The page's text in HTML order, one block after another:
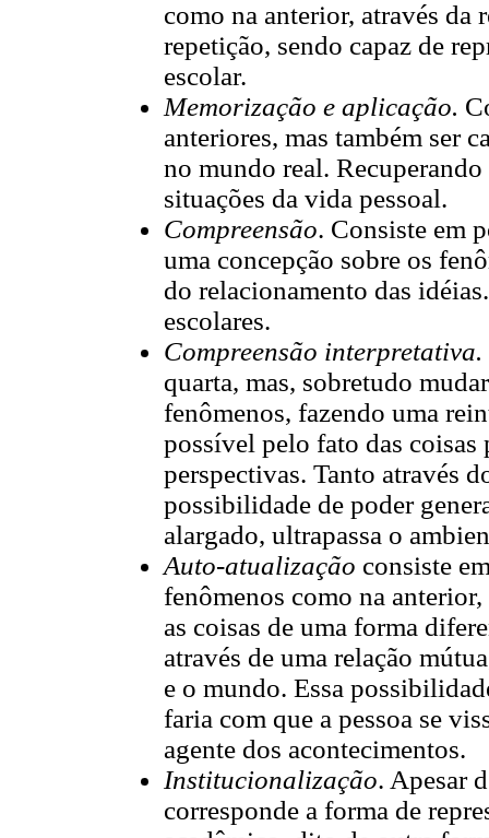
como na anterior, através da
repetição, sendo capaz de
escolar.
Memorização e aplicação.
anteriores, mas também ser
no mundo real.
situações da vida pessoal.
Compreensão. Consiste em
uma concepção sobre os
do relacionamento das
escolares.
Compreensão interpretativa.
quarta, mas, sobretudo
fenômenos, fazendo uma
possível pelo fato das coisas
perspectivas. Tanto através
possibilidade de poder
alargado, ultrapassa o
Auto-atualização consiste
fenômenos como na
as coisas de uma forma
através de uma relação
e o mundo. Essa
faria com que a pessoa se
agente dos acontecimentos.
Institucionalização. Apesar
corresponde a forma de